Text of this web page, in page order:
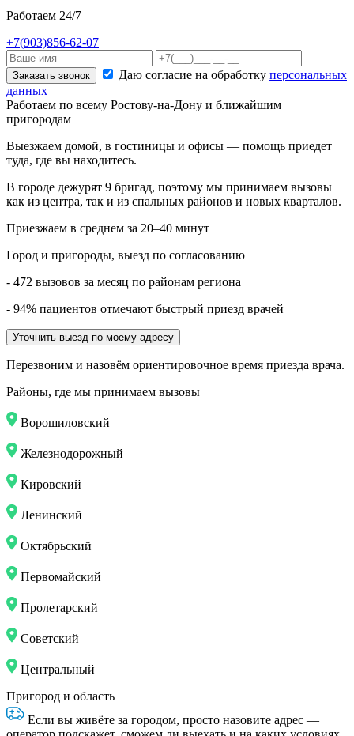
Работаем 24/7
+7(903)856-62-07
Заказать звонок Даю согласие на обработку персональных
данных
Работаем по всему Ростову-на-Дону и ближайшим
пригородам
Выезжаем домой, в гостиницы и офисы — помощь приедет
туда, где вы находитесь.
В городе дежурят 9 бригад, поэтому мы принимаем вызовы
как из центра, так и из спальных районов и новых кварталов.
Приезжаем в среднем за 20–40 минут
Город и пригороды, выезд по согласованию
- 472 вызовов за месяц по районам региона
- 94% пациентов отмечают быстрый приезд врачей
Уточнить выезд по моему адресу
Перезвоним и назовём ориентировочное время приезда врача.
Районы, где мы принимаем вызовы
Ворошиловский
Железнодорожный
Кировский
Ленинский
Октябрьский
Первомайский
Пролетарский
Советский
Центральный
Пригород и область
Если вы живёте за городом, просто назовите адрес —